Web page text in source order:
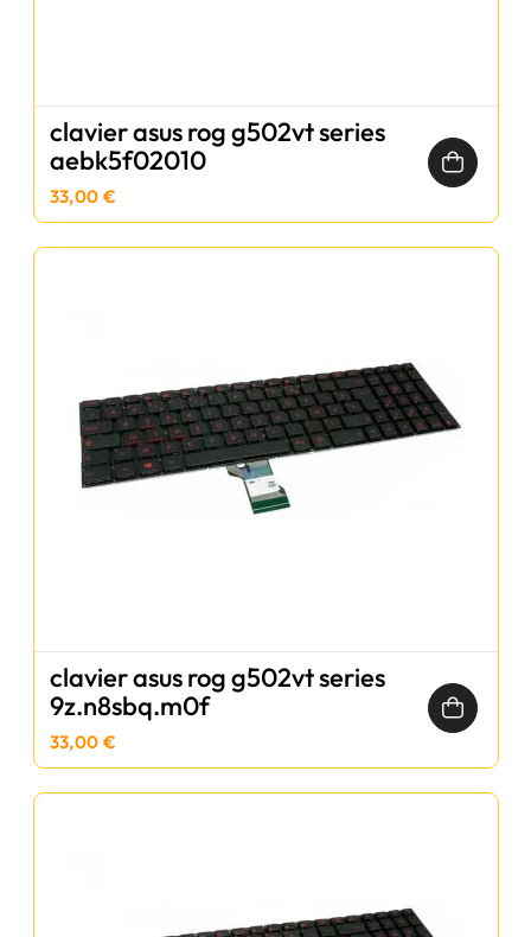
clavier asus rog g502vt series
aebk5f02010
33,00 €
clavier asus rog g502vt series
9z.n8sbq.m0f
33,00 €